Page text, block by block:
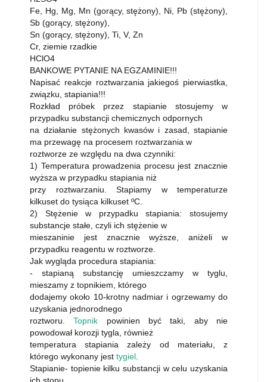
Fe, Hg, Mg, Mn (gorący, stężony), Ni, Pb (stężony),
Sb (gorący, stężony),
Sn (gorący, stężony), Ti, V, Zn
Cr, ziemie rzadkie
HClO4
BANKOWE PYTANIE NA EGZAMINIE!!!
Napisać reakcje roztwarzania jakiegoś pierwiastka,
związku, stapiania!!!
Rozkład próbek przez stapianie stosujemy w
przypadku substancji chemicznych odpornych
na działanie stężonych kwasów i zasad, stapianie
ma przewagę na procesem roztwarzania w
roztworze ze względu na dwa czynniki:
1) Temperatura prowadzenia procesu jest znacznie
wyższa w przypadku stapiania niż
przy roztwarzaniu. Stapiamy w temperaturze
kilkuset do tysiąca kilkuset ºC.
2) Stężenie w przypadku stapiania: stosujemy
substancje stałe, czyli ich stężenie w
mieszaninie jest znacznie wyższe, aniżeli w
przypadku reagentu w roztworze.
Jak wygląda procedura stapiania:
- stapianą substancję umieszczamy w tyglu,
mieszamy z topnikiem, którego
dodajemy około 10-krotny nadmiar i ogrzewamy do
uzyskania jednorodnego
roztworu.Topnik powinien być taki, aby nie
powodował korozji tygla, również
temperatura stapiania zależy od materiału, z
którego wykonany jest tygiel
Stapianie- topienie kilku substancji w celu uzyskania